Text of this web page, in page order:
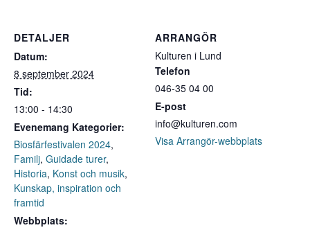
DETALJER
Datum:
8 september 2024
Tid:
13:00 - 14:30
Evenemang Kategorier:
Biosfärfestivalen 2024,
Familj, Guidade turer,
Historia, Konst och musik,
Kunskap, inspiration och
framtid
Webbplats:
ARRANGÖR
Kulturen i Lund
Telefon
046-35 04 00
E-post
info@kulturen.com
Visa Arrangör-webbplats